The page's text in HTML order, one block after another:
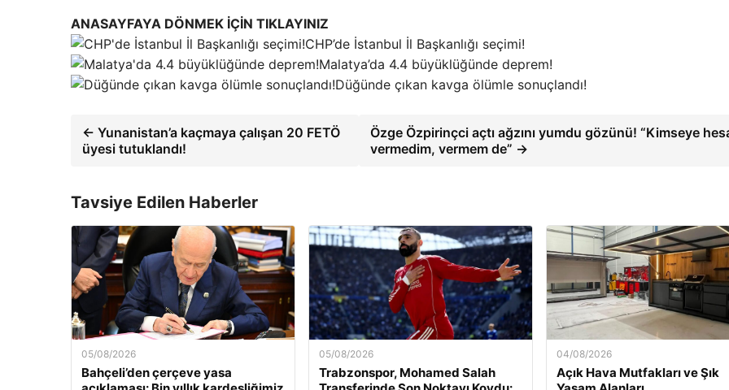
ANASAYFAYA DÖNMEK İÇİN TIKLAYINIZ
CHP’de İstanbul İl Başkanlığı seçimi!
Malatya’da 4.4 büyüklüğünde deprem!
Düğünde çıkan kavga ölümle sonuçlandı!
← Yunanistan’a kaçmaya çalışan 20 FETÖ
üyesi tutuklandı!
Özge Özpirinçci açtı ağzını yumdu gözünü! “Kimseye
vermedim, vermem de” →
Tavsiye Edilen Haberler
05/08/2026
Bahçeli’den çerçeve yasa
05/08/2026
Trabzonspor, Mohamed Salah
04/08/2026
Açık Hava Mutfakları ve Şık